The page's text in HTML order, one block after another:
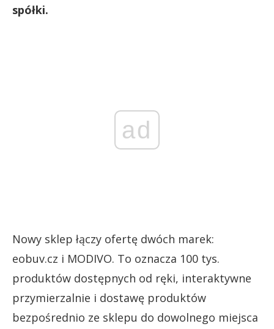
spółki.
ad
Nowy sklep łączy ofertę dwóch marek:
eobuv.cz i MODIVO. To oznacza 100 tys.
produktów dostępnych od ręki, interaktywne
przymierzalnie i dostawę produktów
bezpośrednio ze sklepu do dowolnego miejsca